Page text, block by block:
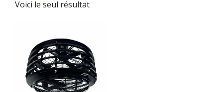
CONTACTEZ-NOUS
0
Voici le seul résultat